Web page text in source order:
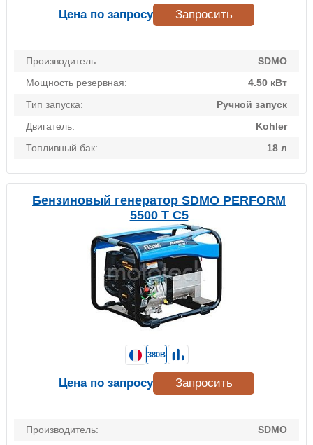
Производитель:
SDMO
Мощность резервная:
4.50 кВт
Тип запуска:
Ручной запуск
Двигатель:
Kohler
Топливный бак:
18 л
Цена по запросу Запросить
Бензиновый генератор SDMO PERFORM
5500 T C5
Производитель:
SDMO
380В
Цена по запросу Запросить